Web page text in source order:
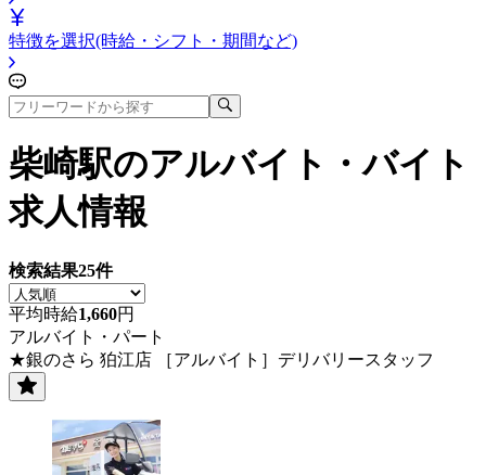
特徴を選択(時給・シフト・期間など)
柴崎駅のアルバイト・バイト
求人情報
検索結果25件
平均時給1,660円
アルバイト・パート
★銀のさら 狛江店 ［アルバイト］デリバリースタッフ